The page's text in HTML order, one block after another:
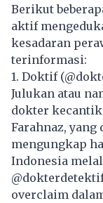
Berikut
aktif
kesadaran
terinformasi:
1. Doktif
Julukan atau
dokter
Farahnaz,
mengungkap
Indonesia
overclaim